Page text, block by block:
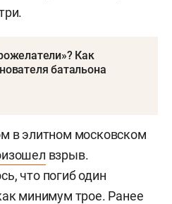
Как
батальона
в элитном московском
взрыв.
что погиб один
минимум трое. Ранее